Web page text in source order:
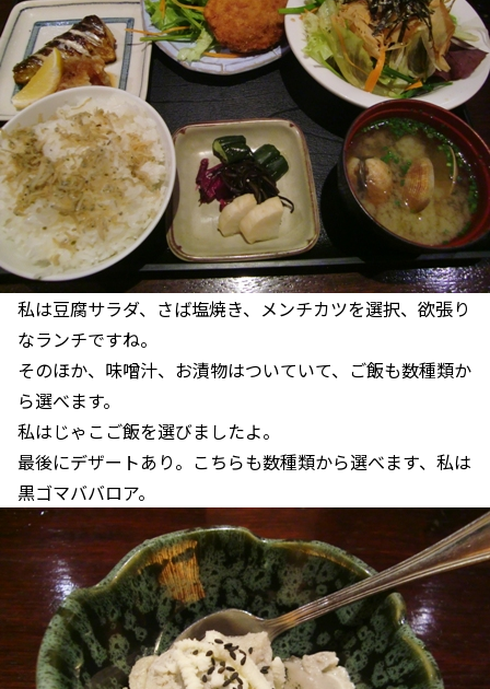
私は豆腐サラダ、さば塩焼き、メンチカツを選択、欲張り
なランチですね。
そのほか、味噌汁、お漬物はついていて、ご飯も数種類か
ら選べます。
私はじゃこご飯を選びましたよ。
最後にデザートあり。こちらも数種類から選べます、私は
黒ゴマババロア。